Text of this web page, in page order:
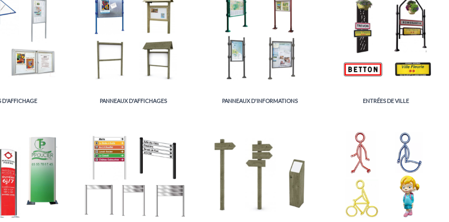
D'AFFICHAGE PANNEAUX D'AFFICHAGES PANNEAUX D'INFORMATIONS ENTRÉES DE VILLE